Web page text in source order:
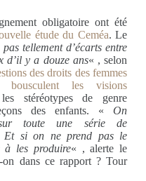
obligatoire ont été
étude du Ceméa. Le
tellement d’écarts entre
d’il y a douze ans« , selon
des droits des femmes
les visions
stéréotypes de genre
des enfants. «On
sur toute une série de
Et si on ne prend pas le
à les produire« , alerte le
on dans ce rapport ? Tour